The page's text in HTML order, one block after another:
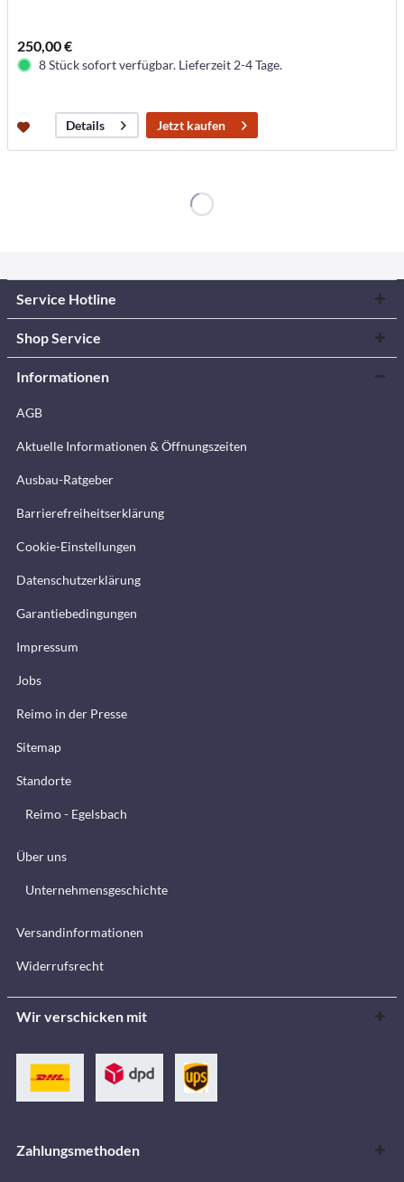
250,00 €
8 Stück sofort verfügbar. Lieferzeit 2-4 Tage.
Details Jetzt kaufen
Service Hotline
Shop Service
Informationen
AGB
Aktuelle Informationen & Öffnungszeiten
Ausbau-Ratgeber
Barrierefreiheitserklärung
Cookie-Einstellungen
Datenschutzerklärung
Garantiebedingungen
Impressum
Jobs
Reimo in der Presse
Sitemap
Standorte
Reimo - Egelsbach
Über uns
Unternehmensgeschichte
Versandinformationen
Widerrufsrecht
Wir verschicken mit
Zahlungsmethoden